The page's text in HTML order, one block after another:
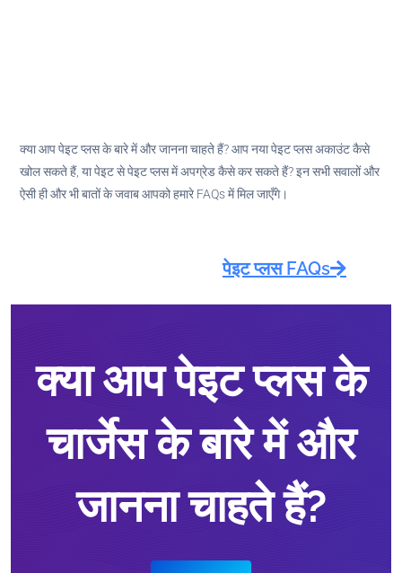
क्या आप पेइट प्लस के बारे में और जानना चाहते हैं? आप नया पेइट प्लस अकाउंट कैसे
खोल सकते हैं, या पेइट से पेइट प्लस में अपग्रेड कैसे कर सकते हैं? इन सभी सवालों और
ऐसी ही और भी बातों के जवाब आपको हमारे FAQs में मिल जाएँगे।
पेइट प्लस FAQs
क्या आप पेइट प्लस के
चार्जेस के बारे में और
जानना चाहते हैं?